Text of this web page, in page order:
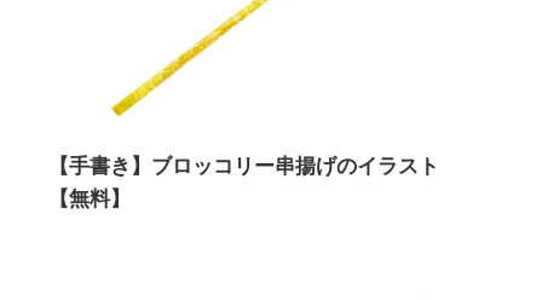
【手書き】ブロッコリー串揚げのイラスト
【無料】